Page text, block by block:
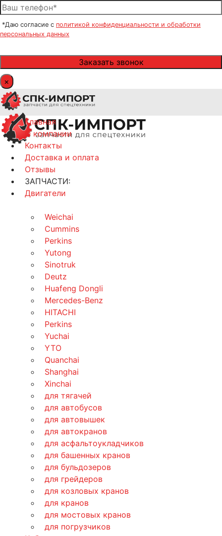
*Даю согласие с политикой конфиденциальности и обработки
персональных данных
×
Главная
О компании
Контакты
Доставка и оплата
Отзывы
ЗАПЧАСТИ:
Двигатели
Weichai
Cummins
Perkins
Yutong
Sinotruk
Deutz
Huafeng Dongli
Mercedes-Benz
HITACHI
Perkins
Yuchai
YTO
Quanchai
Shanghai
Xinchai
для тягачей
для автобусов
для автовышек
для автокранов
для асфальтоукладчиков
для башенных кранов
для бульдозеров
для грейдеров
для козловых кранов
для кранов
для мостовых кранов
для погрузчиков